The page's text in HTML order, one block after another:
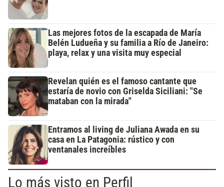
Las mejores fotos de la escapada de María
Belén Ludueña y su familia a Río de Janeiro:
playa, relax y una visita muy especial
Revelan quién es el famoso cantante que
estaría de novio con Griselda Siciliani: "Se
mataban con la mirada"
Entramos al living de Juliana Awada en su
casa en La Patagonia: rústico y con
ventanales increíbles
Lo más visto en Perfil